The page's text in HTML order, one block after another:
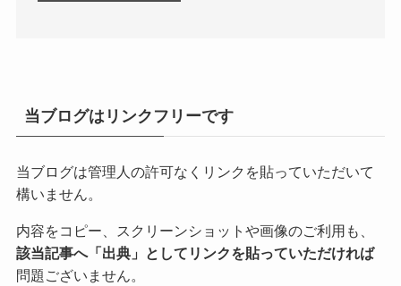
当ブログはリンクフリーです
当ブログは管理人の許可なくリンクを貼っていただいて
構いません。
内容をコピー、スクリーンショットや画像のご利用も、
該当記事へ「出典」としてリンクを貼っていただければ
問題ございません。